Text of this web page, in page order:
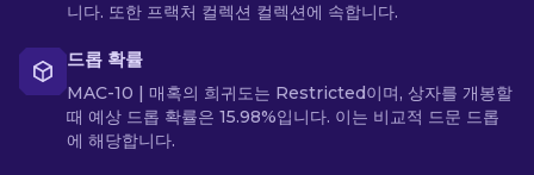
니다. 또한 프랙처 컬렉션 컬렉션에 속합니다.
드롭 확률
MAC-10 | 매혹의 희귀도는 Restricted이며, 상자를 개봉할
때 예상 드롭 확률은 15.98%입니다. 이는 비교적 드문 드롭
에 해당합니다.